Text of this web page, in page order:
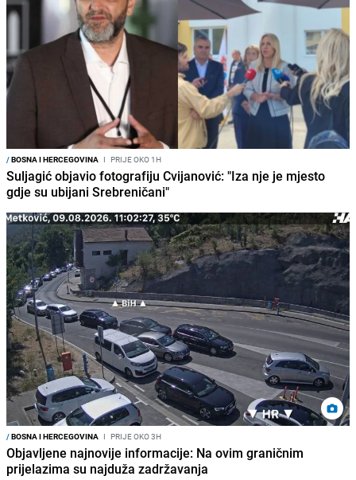
/BOSNA I HERCEGOVINA I PRIJE OKO 1H
Suljagić objavio fotografiju Cvijanović: "Iza nje je mjesto
gdje su ubijani Srebreničani"
/BOSNA I HERCEGOVINA I PRIJE OKO 3H
Objavljene najnovije informacije: Na ovim graničnim
prijelazima su najduža zadržavanja